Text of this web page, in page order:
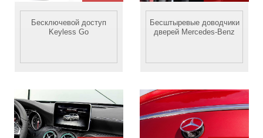
Бесключевой доступ
Keyless Go
Бесштыревые доводчики
дверей Mercedes-Benz